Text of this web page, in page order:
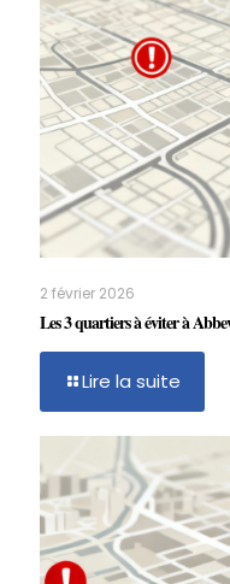
2 février 2026
Les 3 quartiers à éviter à
Lire la suite